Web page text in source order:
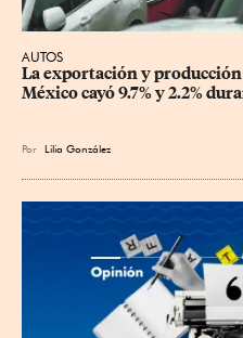
AUTOS
La exportación y
México cayó 9.7% y 2.2%
Por Lilia González